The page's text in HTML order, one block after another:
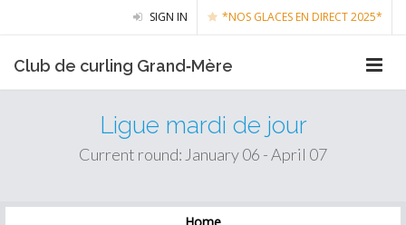
SIGN IN *NOS GLACES EN DIRECT 2025*
Club de curling Grand‑Mère
Ligue mardi de jour
Current round: January 06 - April 07